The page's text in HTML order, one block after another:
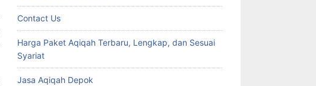
Contact Us
Harga Paket Aqiqah Terbaru, Lengkap, dan Sesuai
Syariat
Jasa Aqiqah Depok